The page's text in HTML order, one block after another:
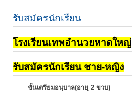
รับสมัครนักเรียน
โรงเรียนเทพอำนวยหาดใหญ่
รับสมัครนักเรียน ชาย-หญิง
ชั้นเตรียมอนุบาล(อายุ 2 ขวบ)